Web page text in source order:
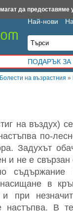
Болести на възрастния »
на въздух)
по-
Задухът
и не е
насищане в
и при
настъпва. В
Най-нови
ПОДАРЪК
Kak-da.com
да